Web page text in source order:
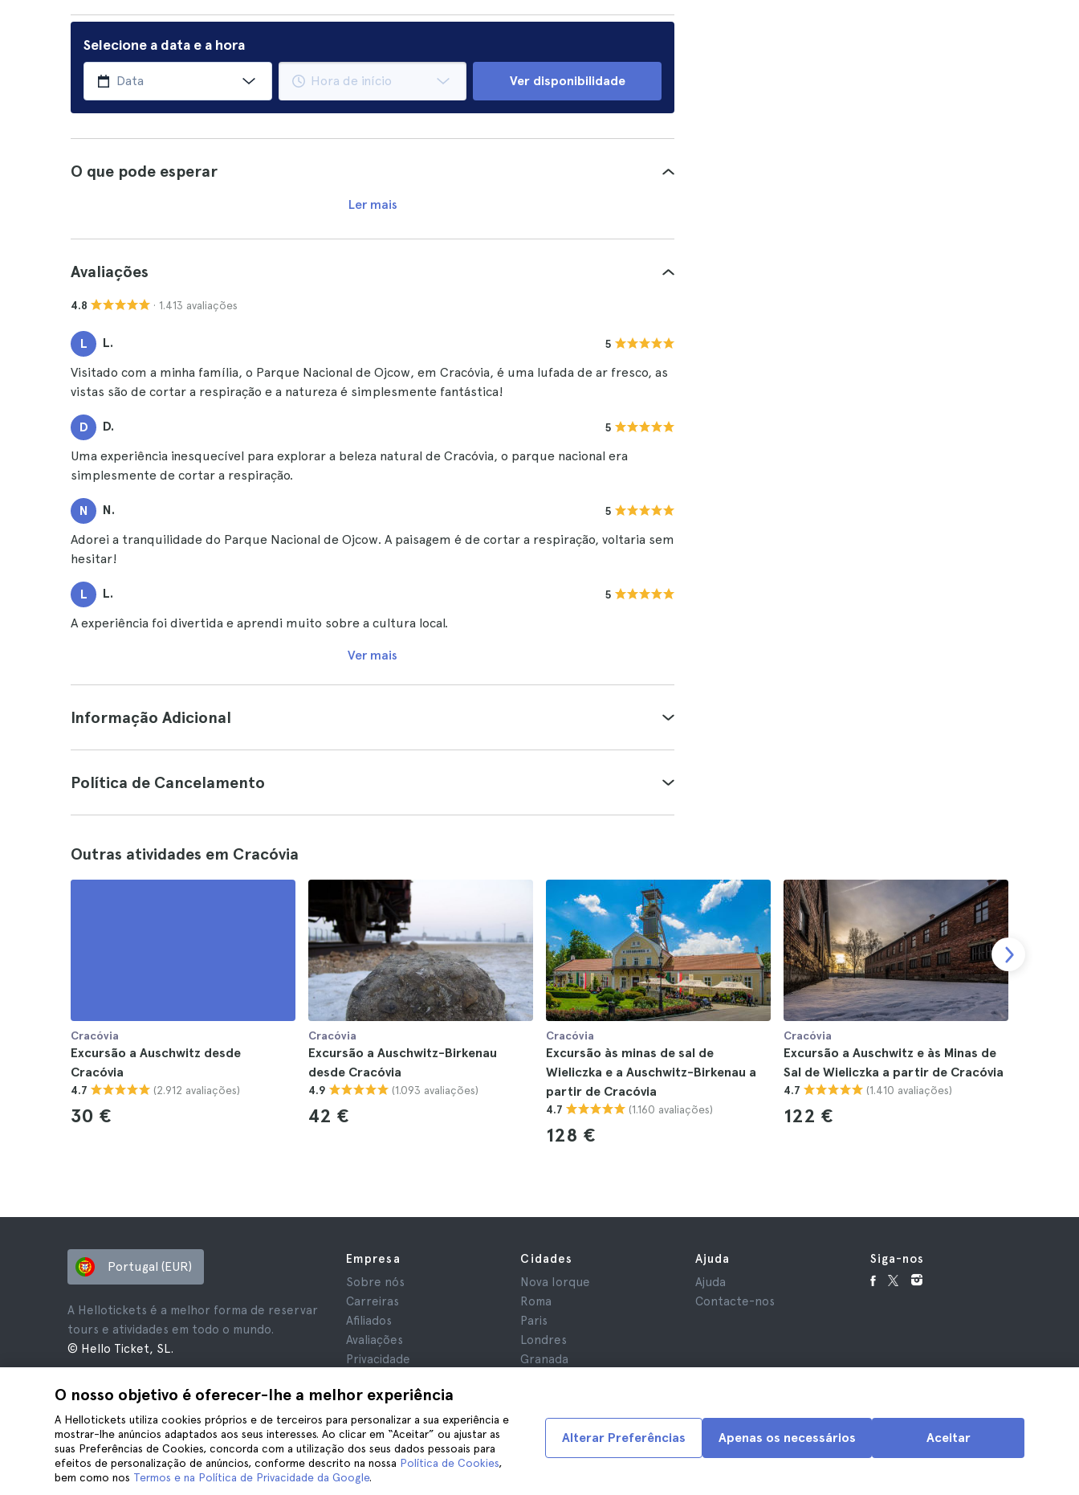
Selecione a data e a hora
Ver disponibilidade
O que pode esperar
Ler mais
Avaliações
4.8 · 1.413 avaliações
L L. 5
Visitado com a minha família, o Parque Nacional de Ojcow, em Cracóvia, é uma lufada de ar fresco, as
vistas são de cortar a respiração e a natureza é simplesmente fantástica!
D D. 5
Uma experiência inesquecível para explorar a beleza natural de Cracóvia, o parque nacional era
simplesmente de cortar a respiração.
N N. 5
Adorei a tranquilidade do Parque Nacional de Ojcow. A paisagem é de cortar a respiração, voltaria sem
hesitar!
L L. 5
A experiência foi divertida e aprendi muito sobre a cultura local.
Ver mais
Informação Adicional
Política de Cancelamento
Outras atividades em Cracóvia
Cracóvia
Excursão a Auschwitz desde
Cracóvia
4.7 (2.912 avaliações)
30 €
Cracóvia
Excursão a Auschwitz-Birkenau
desde Cracóvia
4.9 (1.093 avaliações)
42 €
Cracóvia
Excursão às minas de sal de
Wieliczka e a Auschwitz-Birkenau a
partir de Cracóvia
4.7 (1.160 avaliações)
128 €
Cracóvia
Excursão a Auschwitz e às Minas de
Sal de Wieliczka a partir de Cracóvia
4.7 (1.410 avaliações)
122 €
O nosso objetivo é oferecer-lhe a melhor experiência
A Hellotickets utiliza cookies próprios e de terceiros para personalizar a sua experiência e
mostrar-lhe anúncios adaptados aos seus interesses. Ao clicar em “Aceitar” ou ajustar as
suas Preferências de Cookies, concorda com a utilização dos seus dados pessoais para
efeitos de personalização de anúncios, conforme descrito na nossa Política de Cookies,
bem como nos Termos e na Política de Privacidade da Google.
Aceitar
Apenas os necessários
Alterar Preferências
Portugal (EUR)
A Hellotickets é a melhor forma de reservar
tours e atividades em todo o mundo.
© Hello Ticket, SL.
Empresa
Sobre nós
Carreiras
Afiliados
Avaliações
Privacidade
Aviso Legal
Cookies
Cidades
Nova Iorque
Roma
Paris
Londres
Granada
Ajuda
Ajuda
Contacte-nos
Siga-nos